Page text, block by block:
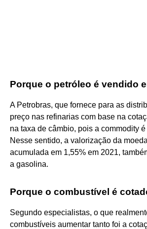
Porque o petróleo é vendido
A Petrobras, que fornece para as
preço nas refinarias com base na
na taxa de câmbio, pois a commodity
Nesse sentido, a valorização da
acumulada em 1,55% em 2021,
a gasolina.
Porque o combustível é
Segundo especialistas, o que
combustíveis aumentar tanto foi a